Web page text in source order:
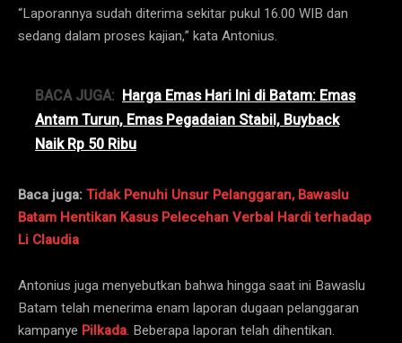
“Laporannya sudah diterima sekitar pukul 16.00 WIB dan
sedang dalam proses kajian,” kata Antonius.
BACA JUGA: Harga Emas Hari Ini di Batam: Emas
Antam Turun, Emas Pegadaian Stabil, Buyback
Naik Rp 50 Ribu
Baca juga:Tidak Penuhi Unsur Pelanggaran, Bawaslu
Batam Hentikan Kasus Pelecehan Verbal Hardi terhadap
Li Claudia
Antonius juga menyebutkan bahwa hingga saat ini Bawaslu
Batam telah menerima enam laporan dugaan pelanggaran
kampanye Pilkada. Beberapa laporan telah dihentikan.